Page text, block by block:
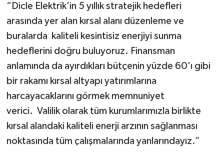
“Dicle Elektrik’in 5 yıllık stratejik hedefleri
arasında yer alan kırsal alanı düzenleme ve
buralarda kaliteli kesintisiz enerjiyi sunma
hedeflerini doğru buluyoruz. Finansman
anlamında da ayırdıkları bütçenin yüzde 60’ı gibi
bir rakamı kırsal altyapı yatırımlarına
harcayacaklarını görmek memnuniyet
verici. Valilik olarak tüm kurumlarımızla birlikte
kırsal alandaki kaliteli enerji arzının sağlanması
noktasında tüm çalışmalarında yanlarındayız.”